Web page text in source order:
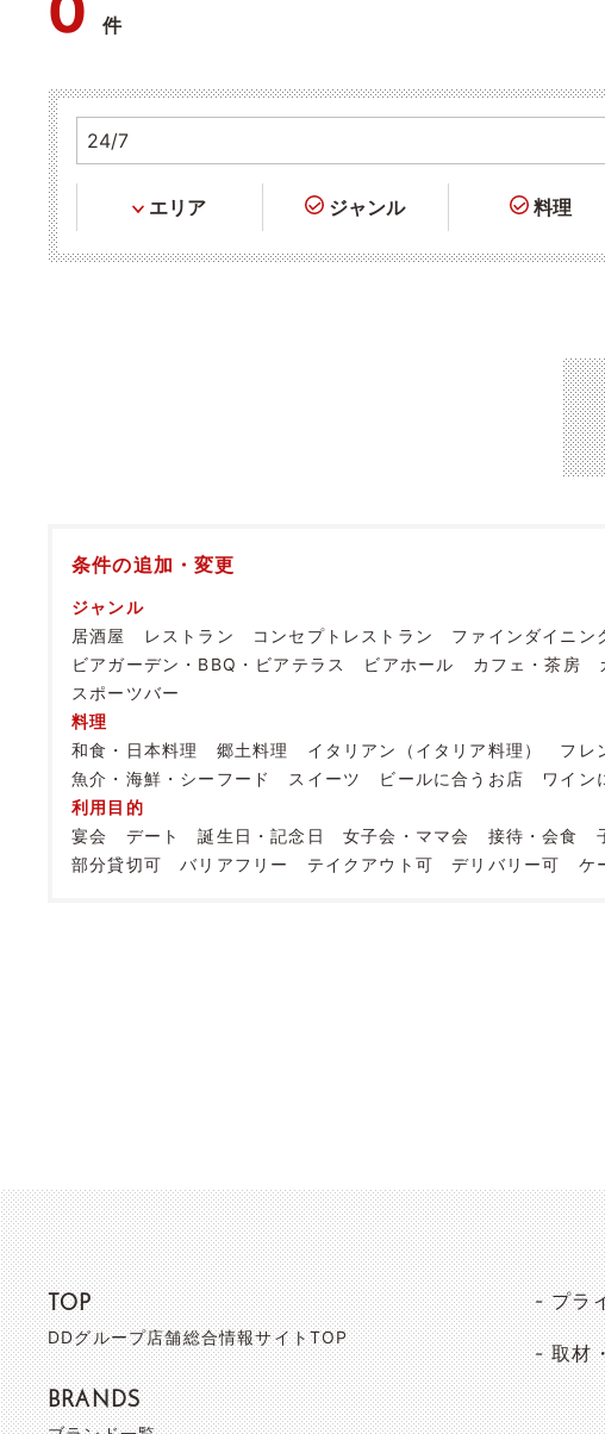
件
エリア ジャンル 料理
条件の追加・変更
ジャンル
居酒屋
レストラン コンセプトレストラン ファインダイニン
ビアガーデン・BBQ・ビアテラス
ビアホール カフェ・茶房
スポーツバー
料理
和食・日本料理
郷土料理 イタリアン（イタリア料理） フレ
魚介・海鮮・シーフード
スイーツ ビールに合うお店 ワイン
利用目的
宴会
デート 誕生日・記念日 女子会・ママ会 接待・会食
部分貸切可
バリアフリー テイクアウト可 デリバリー可 ケ
TOP
DDグループ店舗総合情報サイトTOP
BRANDS
プラ
取材